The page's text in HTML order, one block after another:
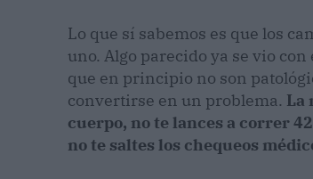
Lo que sí sabemos es que los
uno. Algo parecido ya se vio
que en principio no son
convertirse en un problema. La
cuerpo, no te lances a correr
no te saltes los chequeos